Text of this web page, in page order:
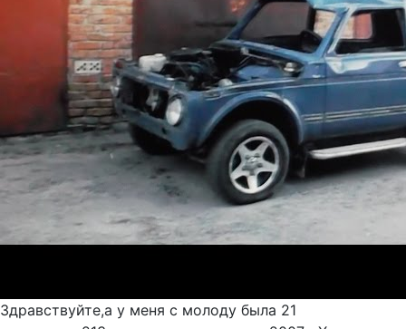
Здравствуйте,а у меня с молоду была 21